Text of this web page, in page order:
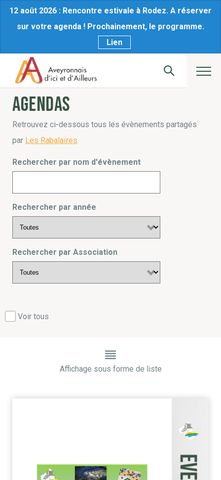
12 août 2026 : Rencontre estivale à Rodez. A réserver
sur votre agenda ! Prochainement, le programme.
Lien
Agendas
Retrouvez ci-dessous tous les évènements partagés
par Les Rabalaïres
Rechercher par nom d'évènement
Rechercher par année
Rechercher par Association
Voir tous
Affichage sous forme de liste